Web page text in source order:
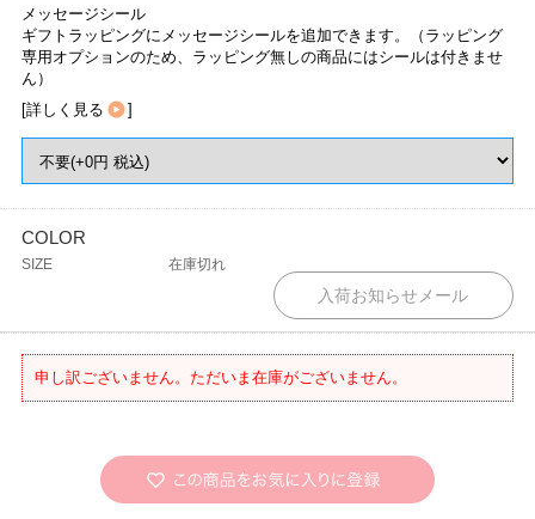
メッセージシール
ギフトラッピングにメッセージシールを追加できます。（ラッピング
専用オプションのため、ラッピング無しの商品にはシールは付きませ
ん）
[詳しく見る ]
COLOR
SIZE 在庫切れ
申し訳ございません。ただいま在庫がございません。